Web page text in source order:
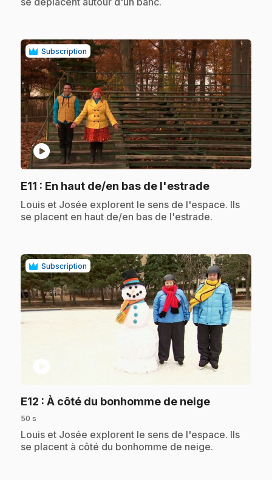
Subscription
play_circle
E11 : En haut de/en bas de l'estrade.
.Louis et Josée explorent le sens de l'espace. Ils
se placent en haut de/en bas de l'estrade.
Subscription
E12 : À côté du bonhomme de neige.
50 s
.Louis et Josée explorent le sens de l'espace. Ils
se placent à côté du bonhomme de neige.